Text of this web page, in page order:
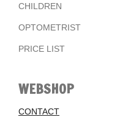
CHILDREN
OPTOMETRIST
PRICE LIST
WEBSHOP
CONTACT